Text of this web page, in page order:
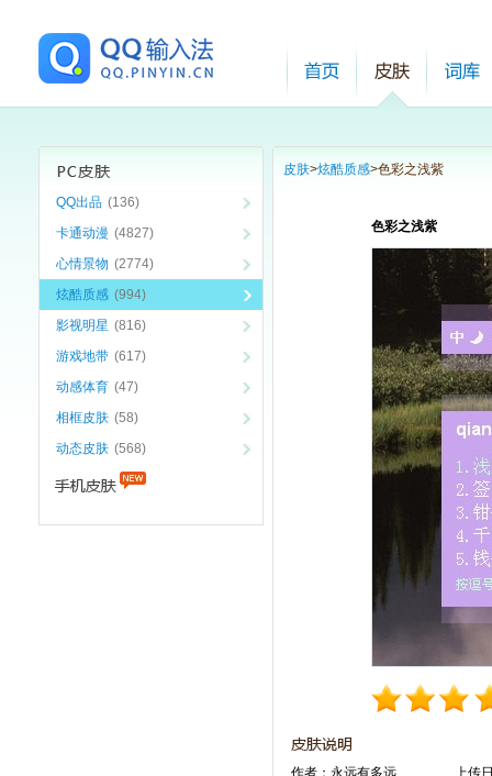
QQ出品 (136)
卡通动漫 (4827)
心情景物 (2774)
炫酷质感 (994)
影视明星 (816)
游戏地带 (617)
动感体育 (47)
相框皮肤 (58)
动态皮肤 (568)
皮肤>炫酷质感>色彩之浅紫
色彩之浅紫
作者：永远有多远
上传